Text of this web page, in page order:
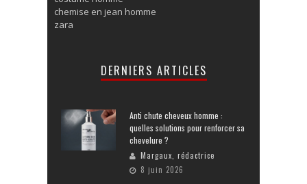
chemise en jean homme
zara
DERNIERS ARTICLES
Anti chute cheveux homme :
quelles solutions pour renforcer sa
chevelure ?
Margaux, rédactrice
8 juin 2026